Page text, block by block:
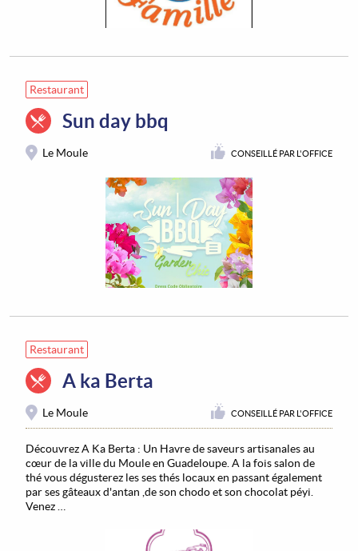
Restaurant
Sun day bbq
Le Moule CONSEILLÉ PAR L'OFFICE
Restaurant
A ka Berta
Le Moule CONSEILLÉ PAR L'OFFICE
Découvrez A Ka Berta : Un Havre de saveurs artisanales au
cœur de la ville du Moule en Guadeloupe. A la fois salon de
thé vous dégusterez les ses thés locaux en passant également
par ses gâteaux d'antan ,de son chodo et son chocolat péyi.
Venez …